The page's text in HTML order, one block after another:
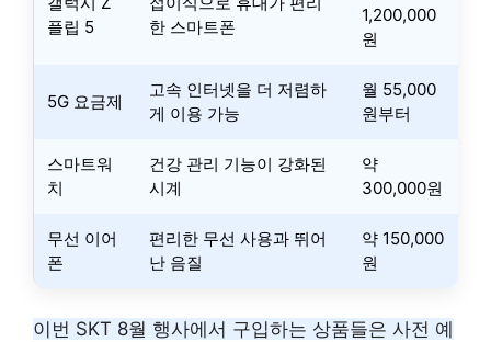
플립 5
한 스마트폰
1,200,000
원
5G 요금제
고속 인터넷을 더 저렴하
게 이용 가능
월 55,000
원부터
스마트워
치
건강 관리 기능이 강화된
시계
약
300,000원
무선 이어
폰
편리한 무선 사용과 뛰어
난 음질
약 150,000
원
이번 SKT 8월 행사에서 구입하는 상품들은 사전 예